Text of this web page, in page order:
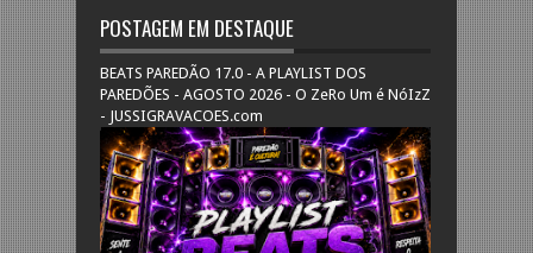
POSTAGEM EM DESTAQUE
BEATS PAREDÃO 17.0 - A PLAYLIST DOS
PAREDÕES - AGOSTO 2026 - O ZeRo Um é NóIzZ
- JUSSIGRAVACOES.com